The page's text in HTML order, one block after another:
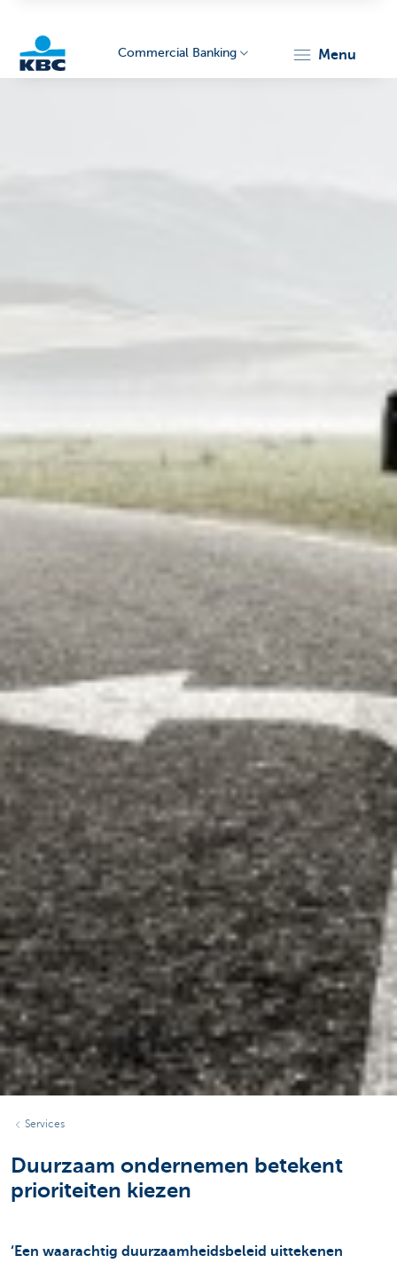
Commercial Banking menu
Services
Duurzaam ondernemen betekent
prioriteiten kiezen
‘Een waarachtig duurzaamheidsbeleid uittekenen